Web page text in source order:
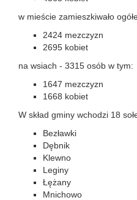
w mieście zamieszkiwało
2424 mezczyzn
2695 kobiet
na wsiach - 3315 osób w tym:
1647 mezczyzn
1668 kobiet
W skład gminy wchodzi 18
Bezławki
Dębnik
Klewno
Leginy
Łężany
Mnichowo